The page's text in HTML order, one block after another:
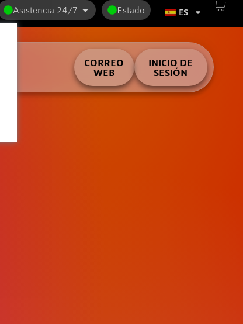
Asistencia 24/7 Estado ES
CORREO
WEB
INICIO DE
SESIÓN